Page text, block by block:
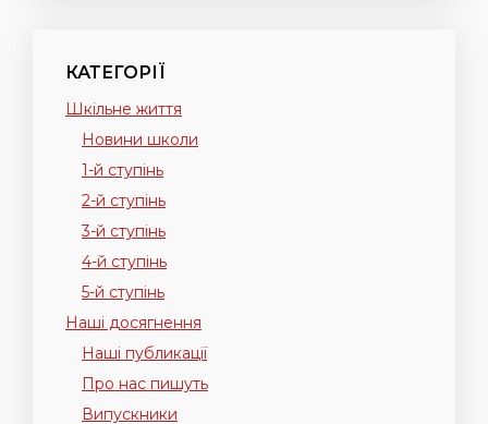
КАТЕГОРІЇ
Шкільне життя
Новини школи
1-й ступінь
2-й ступінь
3-й ступінь
4-й ступінь
5-й ступінь
Наші досягнення
Наші публикації
Про нас пишуть
Випускники